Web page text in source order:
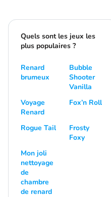
Quels sont les jeux les
plus populaires ?
Renard
brumeux
Bubble
Shooter
Vanilla
Voyage
Renard
Fox’n Roll
Rogue Tail
Frosty
Foxy
Mon joli
nettoyage
de
chambre
de renard